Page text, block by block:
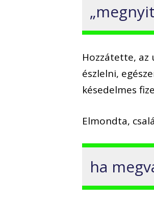
Hozzátette, az
észlelni,
késedelmes
Elmondta,
ha